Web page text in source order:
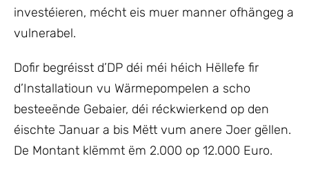
investéieren, mécht eis muer manner ofhängeg a
vulnerabel.
Dofir begréisst d’DP déi méi héich Hëllefe fir
d’Installatioun vu Wärmepompelen a scho
besteeënde Gebaier, déi réckwierkend op den
éischte Januar a bis Mëtt vum anere Joer gëllen.
De Montant klëmmt ëm 2.000 op 12.000 Euro.